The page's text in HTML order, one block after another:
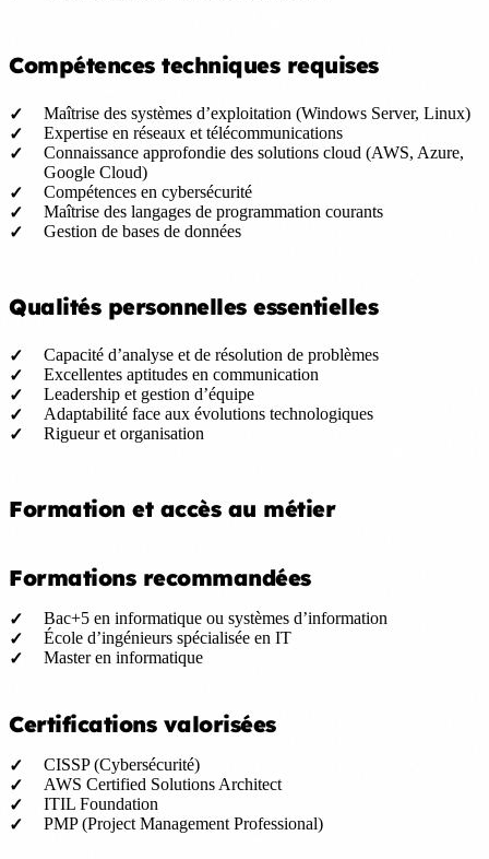
Compétences techniques requises
Maîtrise des systèmes d’exploitation (Windows Server, Linux)
Expertise en réseaux et télécommunications
Connaissance approfondie des solutions cloud (AWS, Azure,
Google Cloud)
Compétences en cybersécurité
Maîtrise des langages de programmation courants
Gestion de bases de données
Qualités personnelles essentielles
Capacité d’analyse et de résolution de problèmes
Excellentes aptitudes en communication
Leadership et gestion d’équipe
Adaptabilité face aux évolutions technologiques
Rigueur et organisation
Formation et accès au métier
Formations recommandées
Bac+5 en informatique ou systèmes d’information
École d’ingénieurs spécialisée en IT
Master en informatique
Certifications valorisées
CISSP (Cybersécurité)
AWS Certified Solutions Architect
ITIL Foundation
PMP (Project Management Professional)